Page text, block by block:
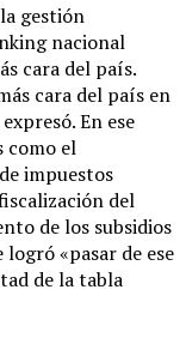
gestión
nacional
cara del país.
cara del país en
En ese
como el
impuestos
del
de los subsidios
«pasar de ese
de la tabla